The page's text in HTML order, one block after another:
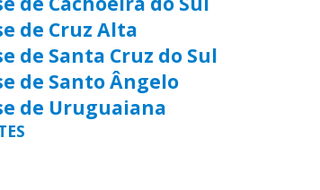
de Cruz Alta
de Santa Cruz do Sul
de Santo Ângelo
de Uruguaiana